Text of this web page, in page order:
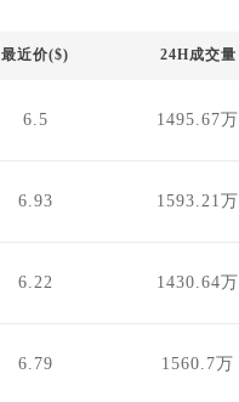
最近价($) 24H成交量
6.5 1495.67万
6.93 1593.21万
6.22 1430.64万
6.79 1560.7万